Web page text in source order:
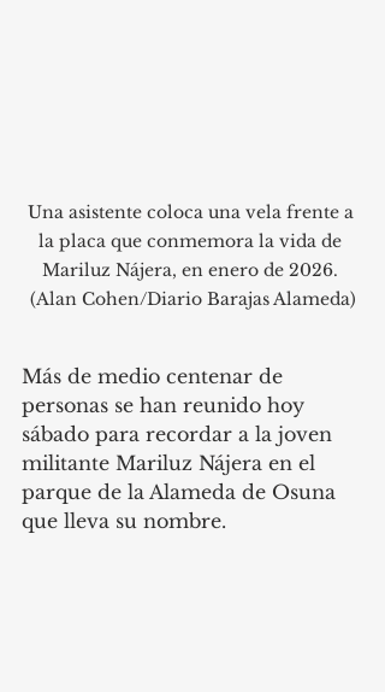
Una asistente coloca una vela frente a
la placa que conmemora la vida de
Mariluz Nájera, en enero de 2026.
(Alan Cohen/Diario Barajas Alameda)
Más de medio centenar de
personas se han reunido hoy
sábado para recordar a la joven
militante Mariluz Nájera en el
parque de la Alameda de Osuna
que lleva su nombre.